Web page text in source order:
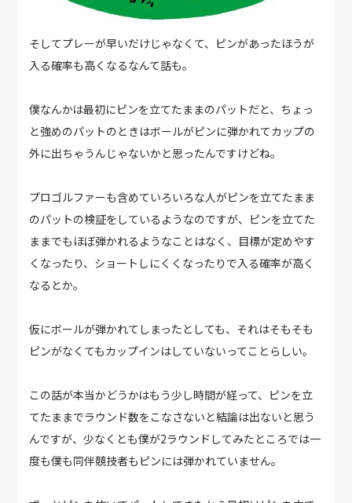
そしてプレーが早いだけじゃなくて、ピンがあったほうが
入る確率も高くなるなんて話も。
僕なんかは最初にピンを立てたままのパットだと、ちょっ
と強めのパットのときはボールがピンに弾かれてカップの
外に出ちゃうんじゃないかと思ったんですけどね。
プロゴルファーも含めていろいろな人がピンを立てたまま
のパットの検証をしているようなのですが、ピンを立てた
ままでもほぼ弾かれるようなことはなく、目標が定めやす
くなったり、ショートしにくくなったりで入る確率が高く
なるとか。
仮にボールが弾かれてしまったとしても、それはそもそも
ピンがなくてもカップインはしていないってことらしい。
この話が本当かどうかはもう少し時間が経って、ピンを立
てたままでラウンド数をこなさないと結論は出ないと思う
んですが、少なくとも僕が2ラウンドしてみたところでは一
度も僕も同伴競技者もピンには弾かれていません。